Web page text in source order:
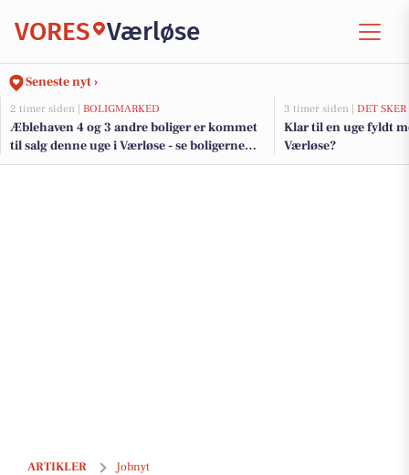
VORES Værløse
Seneste nyt ›
2 timer siden | BOLIGMARKED
Æblehaven 4 og 3 andre boliger er kommet
til salg denne uge i Værløse - se boligerne
her.
3 timer siden | DET SKER
Klar til en uge fyldt
Værløse?
ARTIKLER Jobnyt
Stabil rengøringsassistent til kontor på Amager med fleksible